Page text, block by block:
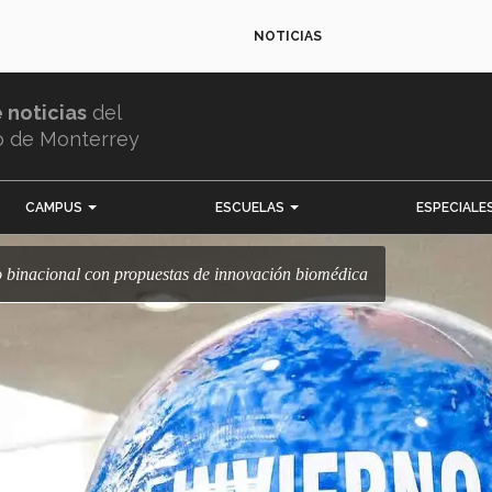
NOTICIAS
noticias del
de Monterrey
CAMPUS ESCUELAS
binacional con propuestas de innovación biomédica